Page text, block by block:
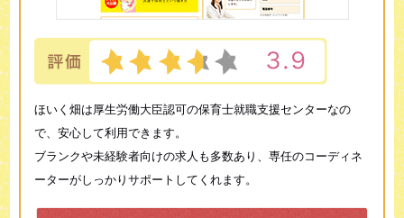
ほいく畑は厚生労働大臣認可の保育士就職支援センターなの
で、安心して利用できます。
ブランクや未経験者向けの求人も多数あり、専任のコーディネ
ーターがしっかりサポートしてくれます。